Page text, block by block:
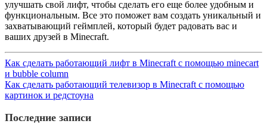
улучшать свой лифт, чтобы сделать его еще более удобным и
функциональным. Все это поможет вам создать уникальный и
захватывающий геймплей, который будет радовать вас и
ваших друзей в Minecraft.
Как сделать работающий лифт в Minecraft с помощью minecart
и bubble column
Как сделать работающий телевизор в Minecraft с помощью
картинок и редстоуна
Последние записи